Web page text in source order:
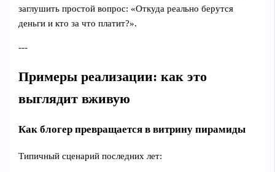
заглушить простой вопрос: «Откуда реально берутся
деньги и кто за что платит?».
---
Примеры реализации: как это
выглядит вживую
Как блогер превращается в витрину пирамиды
Типичный сценарий последних лет: